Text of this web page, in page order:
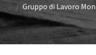
Gruppo di Lavoro